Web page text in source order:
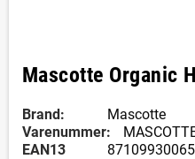
Mascotte Organic
Brand:
Mascotte
Varenummer:
EAN13